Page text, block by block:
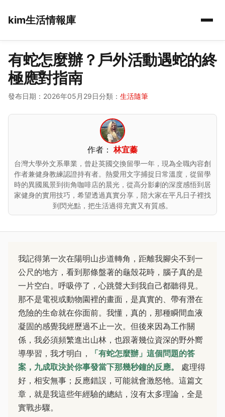
kim生活情報庫
有蛇怎麼辦？戶外活動遇蛇的終
極應對指南
發布日期：2026年05月29日分類： 生活隨筆
作者：林宜蓁
台灣大學外文系畢業，曾赴英國交換留學一年，現為全職內容創
作者兼健身教練認證持有者。熱愛用文字捕捉日常溫度，從留學
時的異國風景到街角咖啡店的晨光，從高分影劇的深度感悟到居
家健身的實用技巧，希望透過真實分享，陪大家在平凡日子裡找
到閃光點，把生活過得充實又有質感。
我記得第一次在陽明山步道轉角，距離我腳尖不到一
公尺的地方，看到那條盤著的龜殼花時，腦子真的是
一片空白。呼吸停了，心跳聲大到我自己都聽得見。
那不是電視或動物園裡的畫面，是真實的、帶有潛在
危險的生命就在你面前。我懂，真的，那種瞬間血液
凝固的感覺我經歷過不止一次。但後來因為工作關
係，我必須頻繁進出山林，也跟著幾位資深的野外嚮
導學習，我才明白，
「有蛇怎麼辦」這個問題的答
案，九成取決於你事發當下那幾秒鐘的反應。
處理得
好，相安無事；反應錯誤，可能就會激怒牠。這篇文
章，就是我這些年經驗的總結，沒有太多理論，全是
實戰步驟。